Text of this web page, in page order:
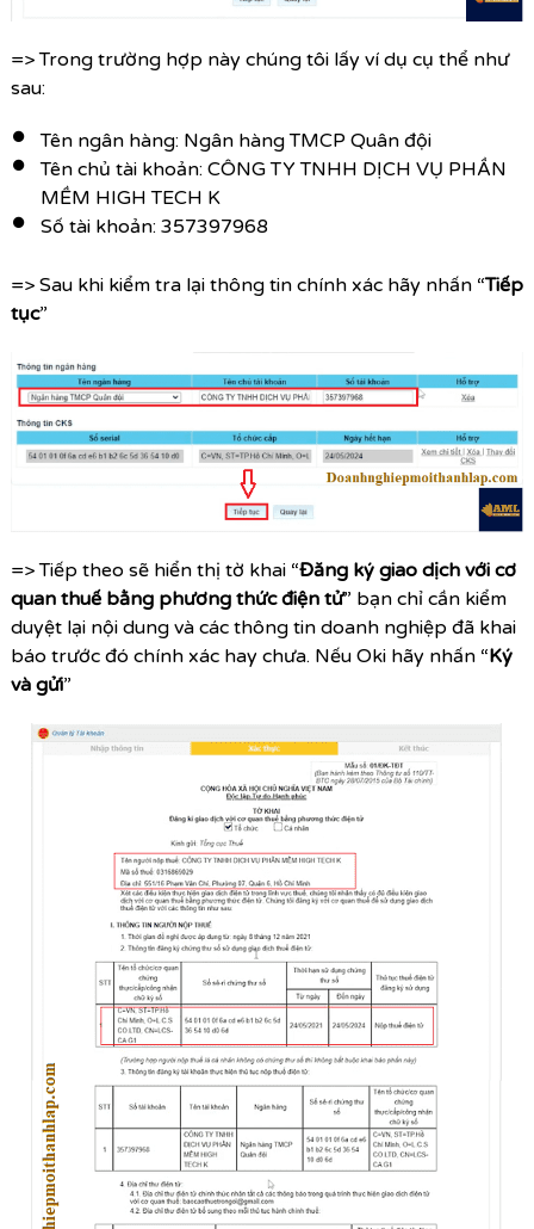
=> Trong trường hợp này chúng tôi lấy ví dụ cụ thể như
sau:
Tên ngân hàng: Ngân hàng TMCP Quân đội
Tên chủ tài khoản: CÔNG TY TNHH DỊCH VỤ PHẦN
MỀM HIGH TECH K
Số tài khoản: 357397968
=> Sau khi kiểm tra lại thông tin chính xác hãy nhấn “Tiếp
tục”
=> Tiếp theo sẽ hiển thị tờ khai “Đăng ký giao dịch với cơ
quan thuế bằng phương thức điện tử” bạn chỉ cần kiểm
duyệt lại nội dung và các thông tin doanh nghiệp đã khai
báo trước đó chính xác hay chưa. Nếu Oki hãy nhấn “Ký
và gửi”